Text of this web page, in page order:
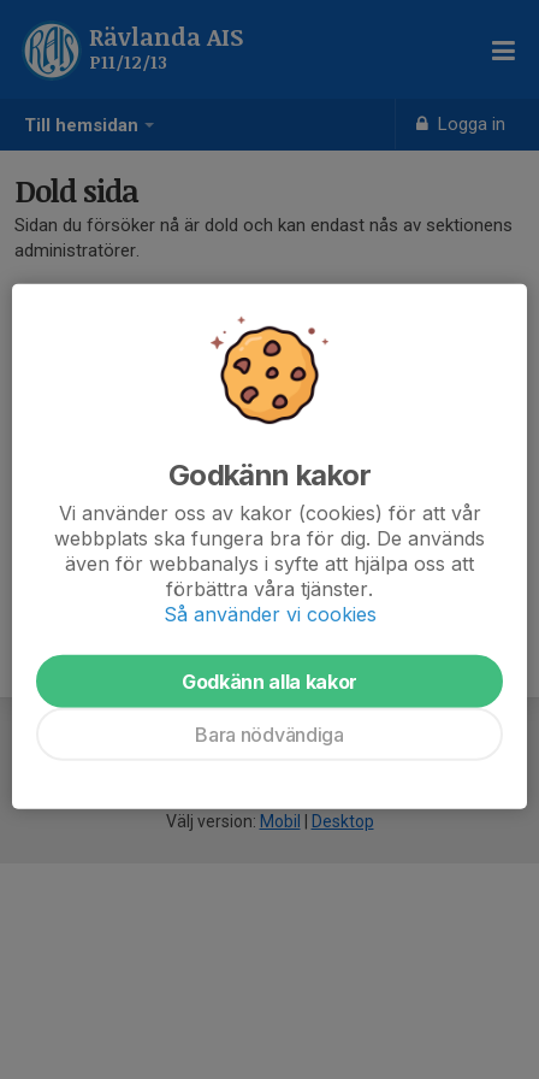
Till hemsidan Logga in
Rävlanda AIS
P11/12/13
Dold sida
Sidan du försöker nå är dold och kan endast nås av sektionens
administratörer.
Välj version: Mobil Desktop
Godkänn kakor
Vi använder oss av kakor (cookies) för att vår
webbplats ska fungera bra för dig. De används
även för webbanalys i syfte att hjälpa oss att
förbättra våra tjänster.
Så använder vi cookies
Godkänn alla kakor
Bara nödvändiga